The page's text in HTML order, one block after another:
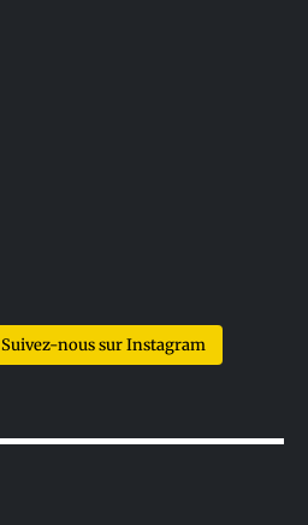
Suivez-nous sur Instagram